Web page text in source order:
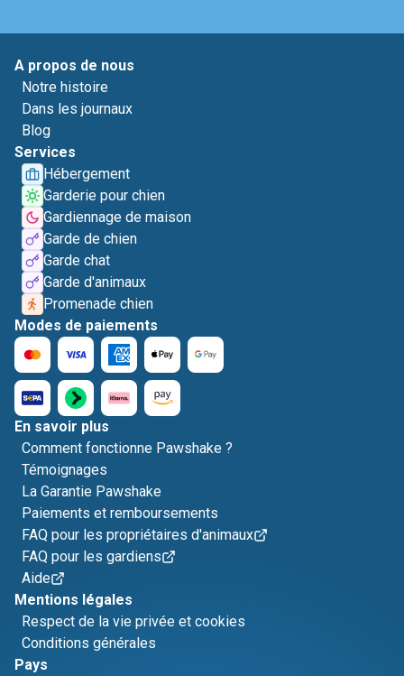
A propos de nous
Notre histoire
Dans les journaux
Blog
Services
Hébergement
Garderie pour chien
Gardiennage de maison
Garde de chien
Garde chat
Garde d'animaux
Promenade chien
Modes de paiements
En savoir plus
Comment fonctionne Pawshake ?
Témoignages
La Garantie Pawshake
Paiements et remboursements
FAQ pour les propriétaires d'animaux
FAQ pour les gardiens
Aide
Mentions légales
Respect de la vie privée et cookies
Conditions générales
Pays